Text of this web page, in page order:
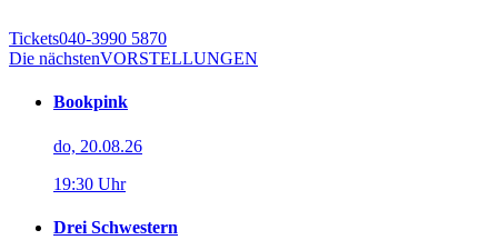
Tickets040-3990 5870
Die nächstenVORSTELLUNGEN
Bookpink
do, 20.08.26
19:30 Uhr
Drei Schwestern